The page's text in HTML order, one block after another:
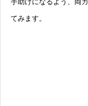
てみます。